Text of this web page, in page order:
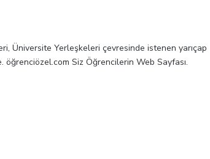
Üniversite Yerleşkeleri çevresinde istenen yarıçap
Siz Öğrencilerin Web Sayfası.